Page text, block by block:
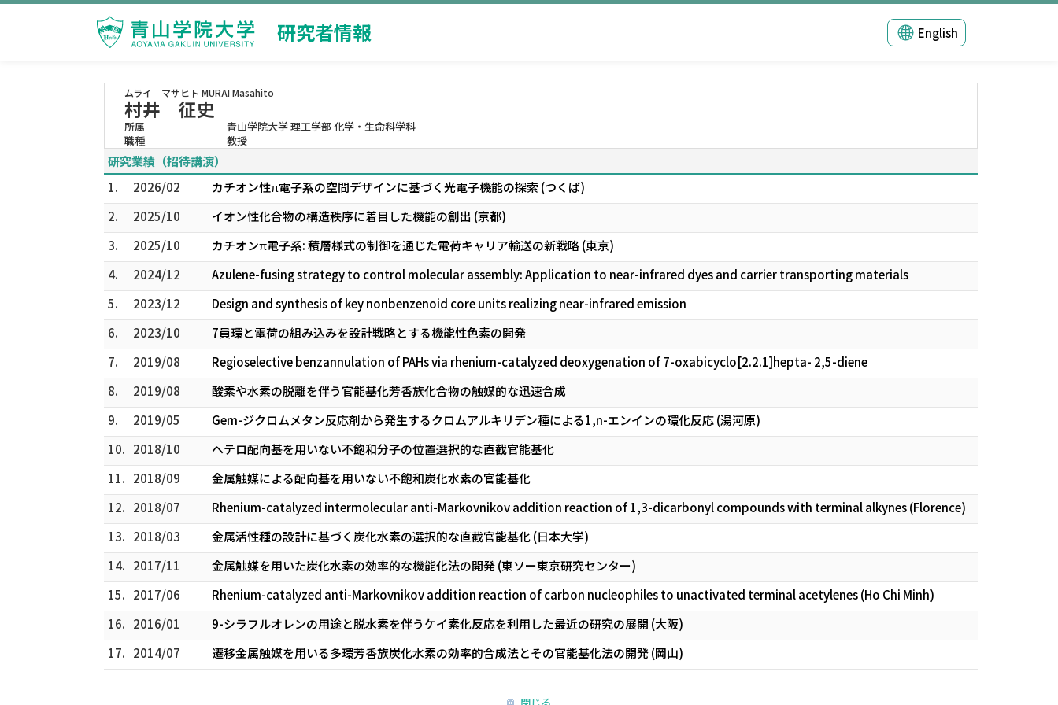
研究者情報 English
ムライ マサヒト MURAI Masahito
村井 征史
所属
青山学院大学 理工学部 化学・生命科学科
職種
教授
研究業績（招待講演）
1.
2026/02
カチオン性π電子系の空間デザインに基づく光電子機能の探索 (つくば)
2.
2025/10
イオン性化合物の構造秩序に着目した機能の創出 (京都)
3.
2025/10
カチオンπ電子系: 積層様式の制御を通じた電荷キャリア輸送の新戦略 (東京)
4.
2024/12
Azulene-fusing strategy to control molecular assembly: Application to near-infrared dyes and carrier transporting materials
5.
2023/12
Design and synthesis of key nonbenzenoid core units realizing near-infrared emission
6.
2023/10
7員環と電荷の組み込みを設計戦略とする機能性色素の開発
7.
2019/08
Regioselective benzannulation of PAHs via rhenium-catalyzed deoxygenation of 7-oxabicyclo[2.2.1]hepta- 2,5-diene
8.
2019/08
酸素や水素の脱離を伴う官能基化芳香族化合物の触媒的な迅速合成
9.
2019/05
Gem-ジクロムメタン反応剤から発生するクロムアルキリデン種による1,n-エンインの環化反応 (湯河原)
10. 2018/10
ヘテロ配向基を用いない不飽和分子の位置選択的な直截官能基化
11. 2018/09
金属触媒による配向基を用いない不飽和炭化水素の官能基化
12. 2018/07
Rhenium-catalyzed intermolecular anti-Markovnikov addition reaction of 1,3-dicarbonyl compounds with terminal alkynes (Florence)
13. 2018/03
金属活性種の設計に基づく炭化水素の選択的な直截官能基化 (日本大学)
14. 2017/11
金属触媒を用いた炭化水素の効率的な機能化法の開発 (東ソー東京研究センター)
15. 2017/06
Rhenium-catalyzed anti-Markovnikov addition reaction of carbon nucleophiles to unactivated terminal acetylenes (Ho Chi Minh)
16. 2016/01
9-シラフルオレンの用途と脱水素を伴うケイ素化反応を利用した最近の研究の展開 (大阪)
17. 2014/07 遷移金属触媒を用いる多環芳香族炭化水素の効率的合成法とその官能基化法の開発 (岡山)